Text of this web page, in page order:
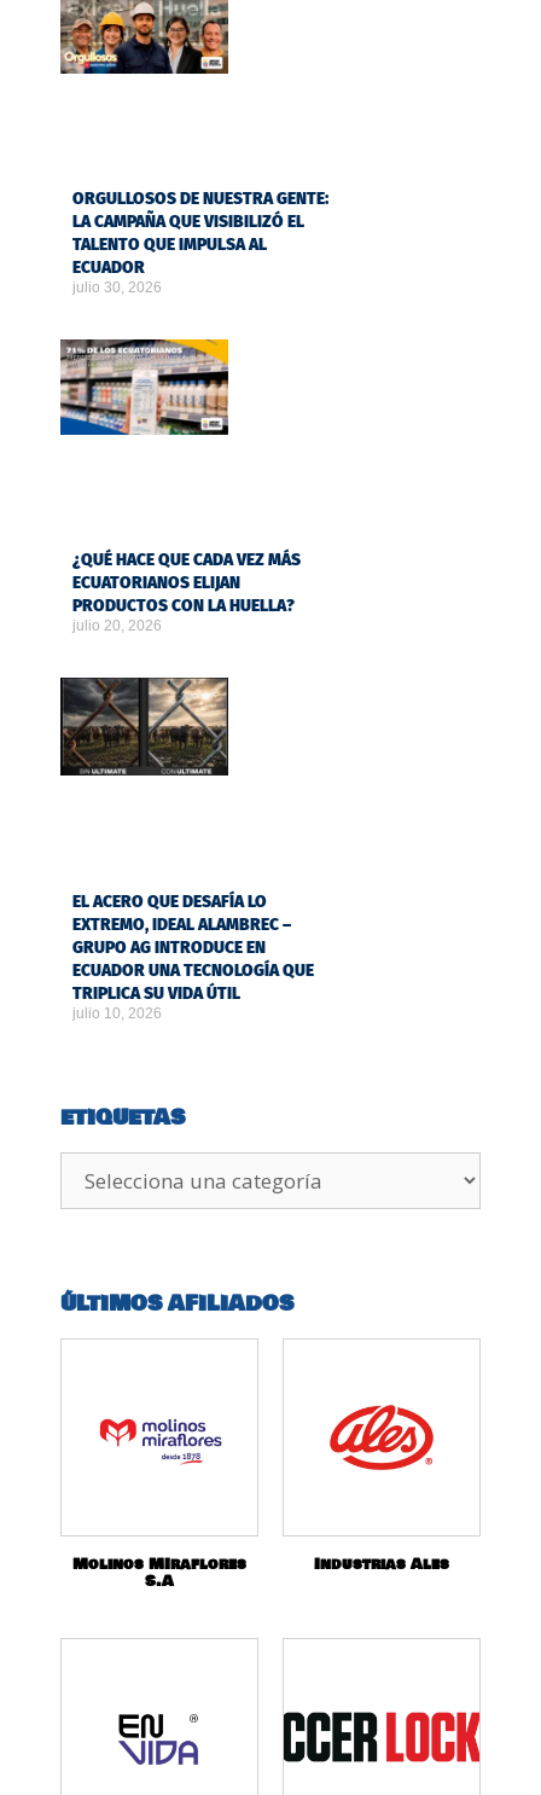
ORGULLOSOS DE NUESTRA GENTE:
LA CAMPAÑA QUE VISIBILIZÓ EL
TALENTO QUE IMPULSA AL
ECUADOR
julio 30, 2026
¿QUÉ HACE QUE CADA VEZ MÁS
ECUATORIANOS ELIJAN
PRODUCTOS CON LA HUELLA?
julio 20, 2026
EL ACERO QUE DESAFÍA LO
EXTREMO, IDEAL ALAMBREC –
GRUPO AG INTRODUCE EN
ECUADOR UNA TECNOLOGÍA QUE
TRIPLICA SU VIDA ÚTIL
julio 10, 2026
ETIQUETAS
ÚLTIMOS AFILIADOS
Molinos MIraflores
S.A
Industrias Ales